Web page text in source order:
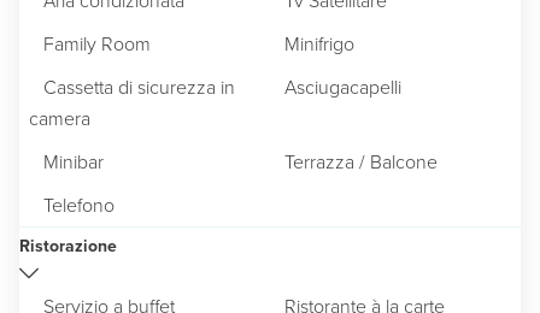
Family Room
Minifrigo
Cassetta di sicurezza in
camera
Asciugacapelli
Minibar
Terrazza / Balcone
Telefono
Ristorazione
Servizio a buffet
Ristorante à la carte